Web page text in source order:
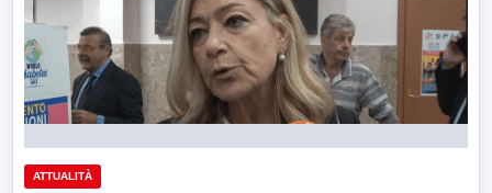
ATTUALITÀ